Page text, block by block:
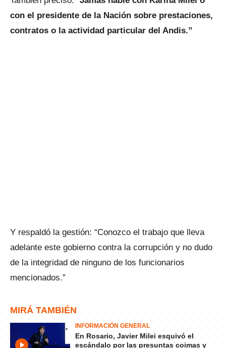
con el presidente de la Nación sobre prestaciones,
contratos o la actividad particular del Andis.”
Y respaldó la gestión: “Conozco el trabajo que lleva
adelante este gobierno contra la corrupción y no dudo
de la integridad de ninguno de los funcionarios
mencionados.”
MIRÁ TAMBIÉN
INFORMACIÓN GENERAL
En Rosario, Javier Milei esquivó el
escándalo por las presuntas coimas y